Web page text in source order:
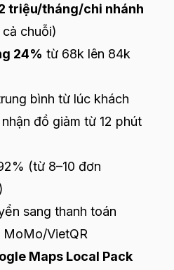
triệu/tháng/chi nhánh
chuỗi)
24% từ 68k lên 84k
bình từ lúc khách
đồ giảm từ 12 phút
(từ 8–10 đơn
sang thanh toán
VietQR
Maps Local Pack